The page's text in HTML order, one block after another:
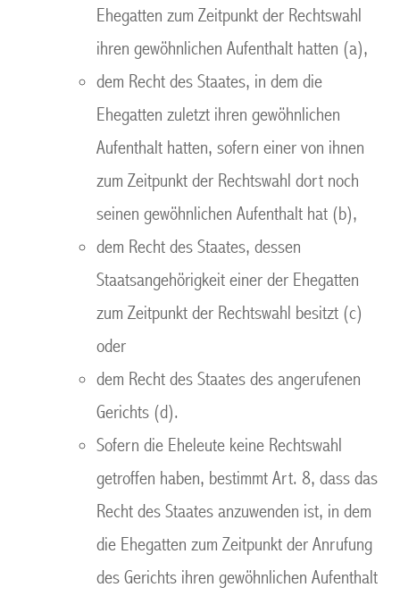
Ehegatten zum Zeitpunkt der Rechtswahl
ihren gewöhnlichen Aufenthalt hatten (a),
dem Recht des Staates, in dem die
Ehegatten zuletzt ihren gewöhnlichen
Aufenthalt hatten, sofern einer von ihnen
zum Zeitpunkt der Rechtswahl dort noch
seinen gewöhnlichen Aufenthalt hat (b),
dem Recht des Staates, dessen
Staatsangehörigkeit einer der Ehegatten
zum Zeitpunkt der Rechtswahl besitzt (c)
oder
dem Recht des Staates des angerufenen
Gerichts (d).
Sofern die Eheleute keine Rechtswahl
getroffen haben, bestimmt Art. 8, dass das
Recht des Staates anzuwenden ist, in dem
die Ehegatten zum Zeitpunkt der Anrufung
des Gerichts ihren gewöhnlichen Aufenthalt